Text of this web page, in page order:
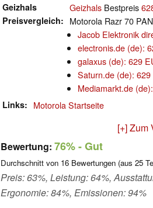
Geizhals
Preisvergleich
Geizhals Bestpreis
Motorola Razr 70
Jacob Elektronik
electronis.de (de):
galaxus (de): 629
Saturn.de (de): 629
Mediamarkt.de
Links Motorola Startseite
[+] Zum
Bewertung: 76%- Gut
Durchschnitt von 16 Bewertungen (aus 25
Preis: 63%, Leistung: 64%,
Ergonomie: 84%, Emissionen: 94%